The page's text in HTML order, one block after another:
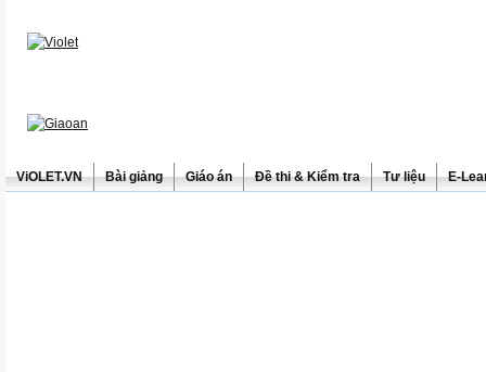
ViOLET.VN Bài giảng Giáo án Đề thi & Kiểm tra Tư liệu E-